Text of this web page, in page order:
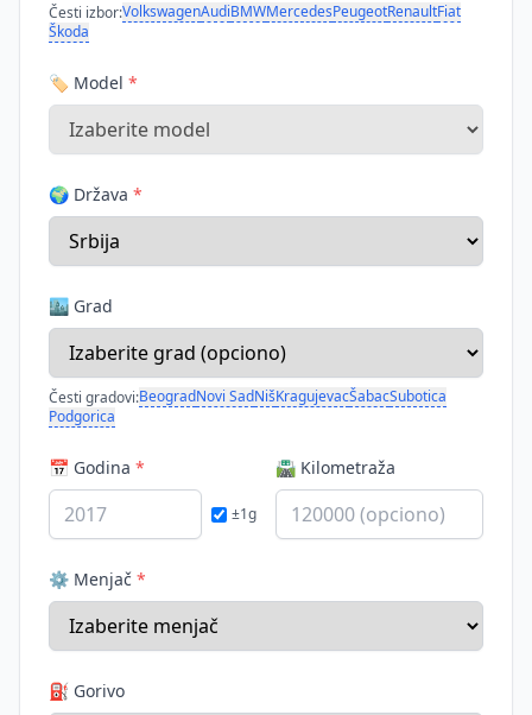
Česti izbor:VolkswagenAudiBMWMercedesPeugeotRenaultFiat
Škoda
🏷️ Model *
🌍 Država *
🏙️ Grad
Česti gradovi:BeogradNovi SadNišKragujevacŠabacSubotica
Podgorica
📅 Godina *
±1g
🛣️ Kilometraža
⚙️ Menjač *
⛽ Gorivo